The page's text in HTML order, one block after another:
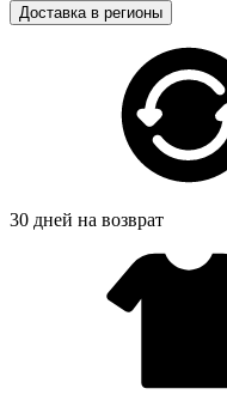
Доставка в регионы
30 дней на возврат